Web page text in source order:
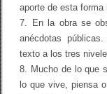
a
U
C
P
P
r
aporte de esta
7. En la obra se
anécdotas
texto a los tres
8. Mucho de lo que
lo que vive, piensa